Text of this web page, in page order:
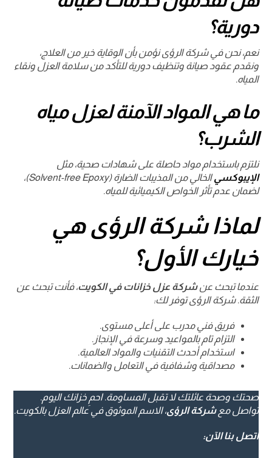
دورية؟
نعم، نحن في شركة الرؤى نؤمن بأن الوقاية خير من العلاج،
ونقدم عقود صيانة وتنظيف دورية للتأكد من سلامة العزل ونقاء
المياه.
ما هي المواد الآمنة لعزل مياه
الشرب؟
نلتزم باستخدام مواد حاصلة على شهادات صحية، مثل
الإيبوكسي
الخالي من المذيبات الضارة (Solvent-free Epoxy)،
لضمان عدم تأثر الخواص الكيميائية للمياه.
لماذا شركة الرؤى هي
خيارك الأول؟
عندما تبحث عنشركة عزل خزانات في الكويت، فأنت تبحث عن
الثقة. شركة الرؤى توفر لك:
فريق فني مدرب على أعلى مستوى.
التزام تام بالمواعيد وسرعة في الإنجاز.
استخدام أحدث التقنيات والمواد العالمية.
مصداقية وشفافية في التعامل والضمانات.
صحتك وصحة عائلتك لا تقبل المساومة. احمِ خزانك اليوم.
تواصل معشركة الرؤى، الاسم الموثوق في عالم العزل بالكويت.
اتصل بنا الآن: